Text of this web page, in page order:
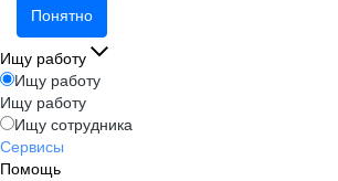
Понятно
Ищу работу
Ищу работу
Ищу работу
Ищу сотрудника
Сервисы
Помощь